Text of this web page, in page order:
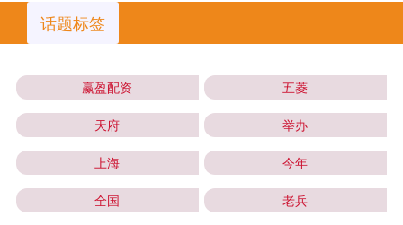
话题标签
赢盈配资 五菱
天府 举办
上海 今年
全国 老兵